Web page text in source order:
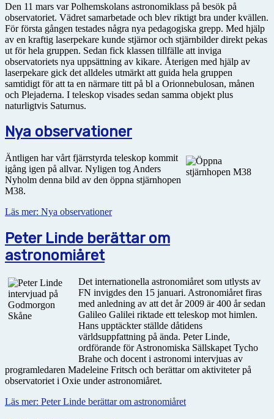
Den 11 mars var Polhemskolans astronomiklass på besök på
observatoriet. Vädret samarbetade och blev riktigt bra under kvällen.
För första gången testades några nya pedagogiska grepp. Med hjälp
av en kraftig laserpekare kunde stjärnor och stjärnbilder direkt pekas
ut för hela gruppen. Sedan fick klassen tillfälle att inviga
observatoriets nya uppsättning av kikare. Återigen med hjälp av
laserpekare gick det alldeles utmärkt att guida hela gruppen
samtidigt för att ta en närmare titt på bl a Orionnebulosan, månen
och Plejaderna. I teleskop visades sedan samma objekt plus
naturligtvis Saturnus.
Nya observationer
Äntligen har vårt fjärrstyrda teleskop kommit
igång igen på allvar. Nyligen tog Anders
Nyholm denna bild av den öppna stjärnhopen
M38.
Läs mer: Nya observationer
Peter Linde berättar om
astronomiåret
Det internationella astronomiåret som utlysts av
FN invigdes den 15 januari. Astronomiåret firas
med anledning av att det år 2009 är 400 år sedan
Galileo Galilei riktade ett teleskop mot himlen.
Hans upptäckter ställde dåtidens
världsuppfattning på ända. Peter Linde,
ordförande för Astronomiska Sällskapet Tycho
Brahe och docent i astronomi intervjuas av
programledaren Madeleine Fritsch och berättar om aktiviteter på
observatoriet i Oxie under astronomiåret.
Läs mer: Peter Linde berättar om astronomiåret